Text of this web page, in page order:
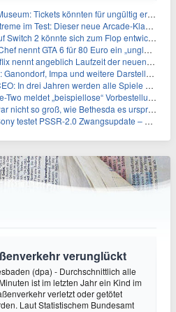
Tickets könnten für ungültig erklärt werden!
Test: Dieser neue Arcade-Klassiker verzeiht dir gar nichts
Switch 2 könnte sich zum Flop entwickeln
GTA 6 für 80 Euro ein „unglaubliches Schnäppchen“
angeblich Laufzeit der neuen Gameplay-Präsentation
Impa und weitere Darsteller sollen feststehen
In drei Jahren werden alle Spiele gestreamt
„beispiellose“ Vorbestellungen – und nennt sie im selben Atemzug unkalkulierbar
so groß, wie Bethesda es ursprünglich wollte
PSSR-2.0 Zwangsupdate – und das ist gut so
verunglückt
(dpa) - Durchschnittlich alle
ist im letzten Jahr ein Kind im
verletzt oder getötet
Laut Statistischem Bundesamt